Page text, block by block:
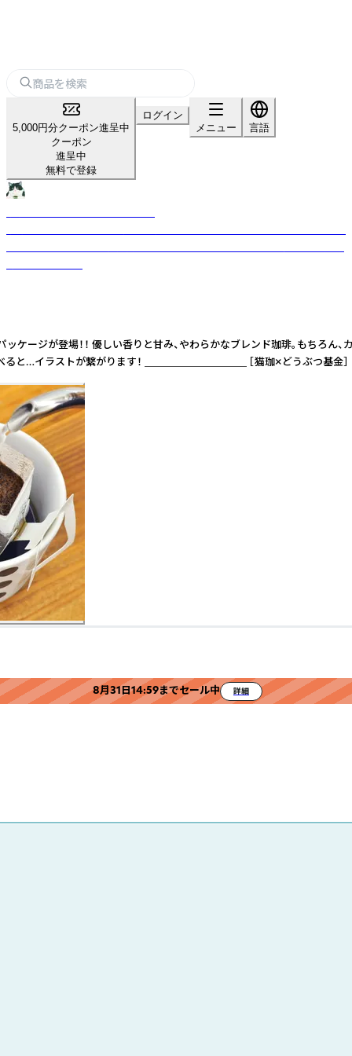
5,000円分クーポン進呈中
クーポン
進呈中
無料で登録
ログイン
メニュー
言語
登場！！ 優しい香りと甘み、やわらかなブレンド珈琲。もちろ
ストが繋がります！ ＿＿＿＿＿＿＿＿＿＿ ［猫珈×どうぶつ基金
8月31日14:59までセール中 詳細